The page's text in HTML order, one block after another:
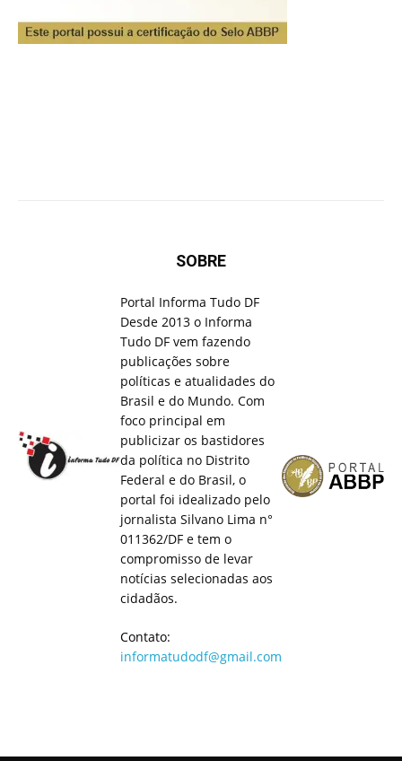
SOBRE
Portal Informa Tudo DF
Desde 2013 o Informa
Tudo DF vem fazendo
publicações sobre
políticas e atualidades do
Brasil e do Mundo. Com
foco principal em
publicizar os bastidores
da política no Distrito
Federal e do Brasil, o
portal foi idealizado pelo
jornalista Silvano Lima n°
011362/DF e tem o
compromisso de levar
notícias selecionadas aos
cidadãos.
Contato:
informatudodf@gmail.com